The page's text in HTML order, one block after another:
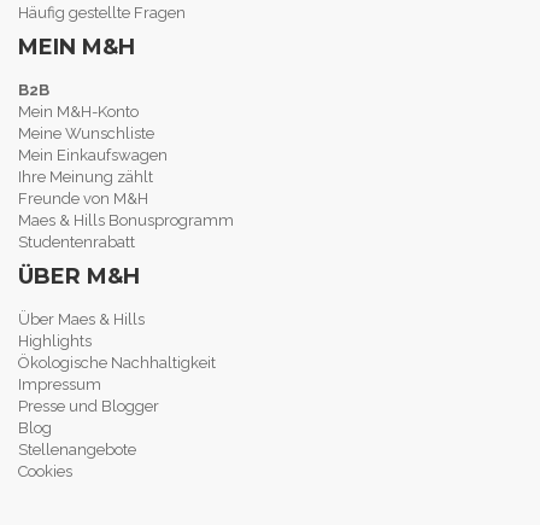
Häufig gestellte Fragen
MEIN M&H
B2B
Mein M&H-Konto
Meine Wunschliste
Mein Einkaufswagen
Ihre Meinung zählt
Freunde von M&H
Maes & Hills Bonusprogramm
Studentenrabatt
ÜBER M&H
Über Maes & Hills
Highlights
Ökologische Nachhaltigkeit
Impressum
Presse und Blogger
Blog
Stellenangebote
Cookies